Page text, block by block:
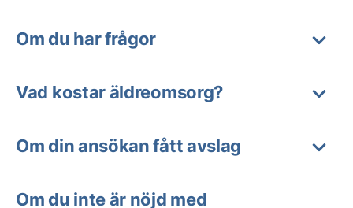
Om du har frågor
Vad kostar äldreomsorg?
Om din ansökan fått avslag
Om du inte är nöjd med